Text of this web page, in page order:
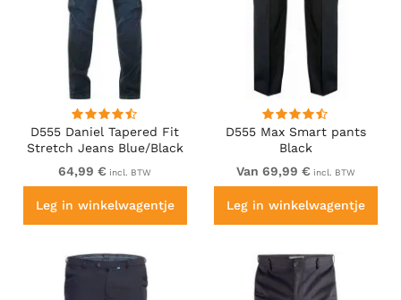
D555 Daniel Tapered Fit
Stretch Jeans Blue/Black
Wash
64,99 € incl. BTW
Leg in winkelwagentje
D555 Max Smart pants
Black
Van 69,99 € incl. BTW
Leg in winkelwagentje